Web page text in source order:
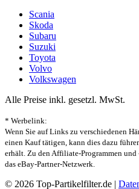
Scania
Skoda
Subaru
Suzuki
Toyota
Volvo
Volkswagen
Alle Preise inkl. gesetzl. MwSt.
* Werbelink:
Wenn Sie auf Links zu verschiedenen
einen Kauf tätigen, kann dies dazu
erhält. Zu den Affiliate-Programmen und
das eBay-Partner-Netzwerk.
© 2026 Top-Partikelfilter.de |